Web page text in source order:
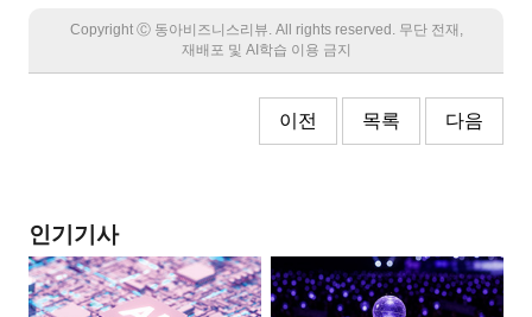
Copyright Ⓒ 동아비즈니스리뷰. All rights reserved. 무단 전재,
재배포 및 AI학습 이용 금지
이전 목록 다음
인기기사